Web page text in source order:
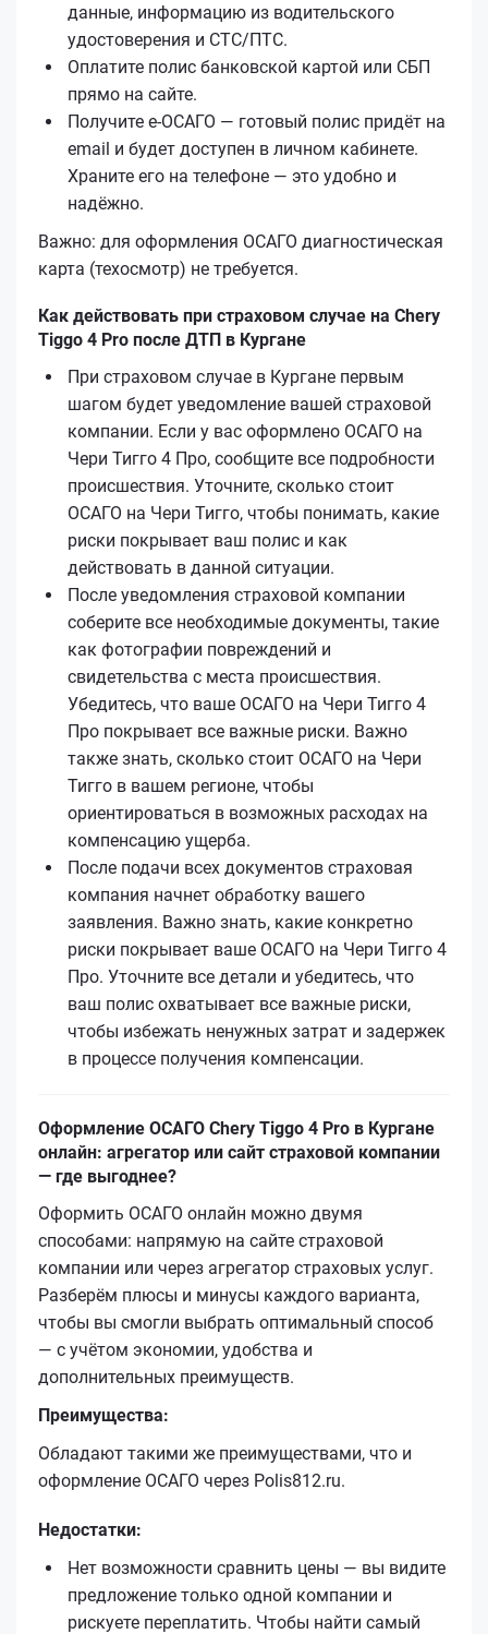
данные, информацию из водительского
удостоверения и СТС/ПТС.
Оплатите полис банковской картой или СБП
прямо на сайте.
Получите е‑ОСАГО — готовый полис придёт на
email и будет доступен в личном кабинете.
Храните его на телефоне — это удобно и
надёжно.
Важно: для оформления ОСАГО диагностическая
карта (техосмотр) не требуется.
Как действовать при страховом случае на Chery
Tiggo 4 Pro после ДТП в Кургане
При страховом случае в Кургане первым
шагом будет уведомление вашей страховой
компании. Если у вас оформлено ОСАГО на
Чери Тигго 4 Про, сообщите все подробности
происшествия. Уточните, сколько стоит
ОСАГО на Чери Тигго, чтобы понимать, какие
риски покрывает ваш полис и как
действовать в данной ситуации.
После уведомления страховой компании
соберите все необходимые документы, такие
как фотографии повреждений и
свидетельства с места происшествия.
Убедитесь, что ваше ОСАГО на Чери Тигго 4
Про покрывает все важные риски. Важно
также знать, сколько стоит ОСАГО на Чери
Тигго в вашем регионе, чтобы
ориентироваться в возможных расходах на
компенсацию ущерба.
После подачи всех документов страховая
компания начнет обработку вашего
заявления. Важно знать, какие конкретно
риски покрывает ваше ОСАГО на Чери Тигго 4
Про. Уточните все детали и убедитесь, что
ваш полис охватывает все важные риски,
чтобы избежать ненужных затрат и задержек
в процессе получения компенсации.
Оформление ОСАГО Chery Tiggo 4 Pro в Кургане
онлайн: агрегатор или сайт страховой компании
— где выгоднее?
Оформить ОСАГО онлайн можно двумя
способами: напрямую на сайте страховой
компании или через агрегатор страховых услуг.
Разберём плюсы и минусы каждого варианта,
чтобы вы смогли выбрать оптимальный способ
— с учётом экономии, удобства и
дополнительных преимуществ.
Преимущества:
Обладают такими же преимуществами, что и
оформление ОСАГО через Polis812.ru.
Недостатки:
Нет возможности сравнить цены — вы видите
предложение только одной компании и
рискуете переплатить. Чтобы найти самый